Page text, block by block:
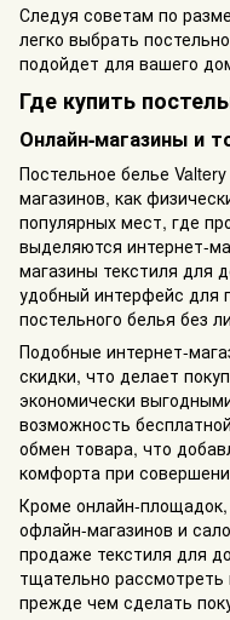
Следуя советам по
легко выбрать
подойдет для вашего
Где купить
Онлайн-магазины и
Постельное белье
магазинов, как
популярных мест, где
выделяются интернет-
магазины текстиля для
удобный интерфейс для
постельного белья без
Подобные интернет-
скидки, что делает
экономически
возможность
обмен товара, что
комфорта при
Кроме онлайн-
офлайн-магазинов и
продаже текстиля для
тщательно рассмотреть
прежде чем сделать